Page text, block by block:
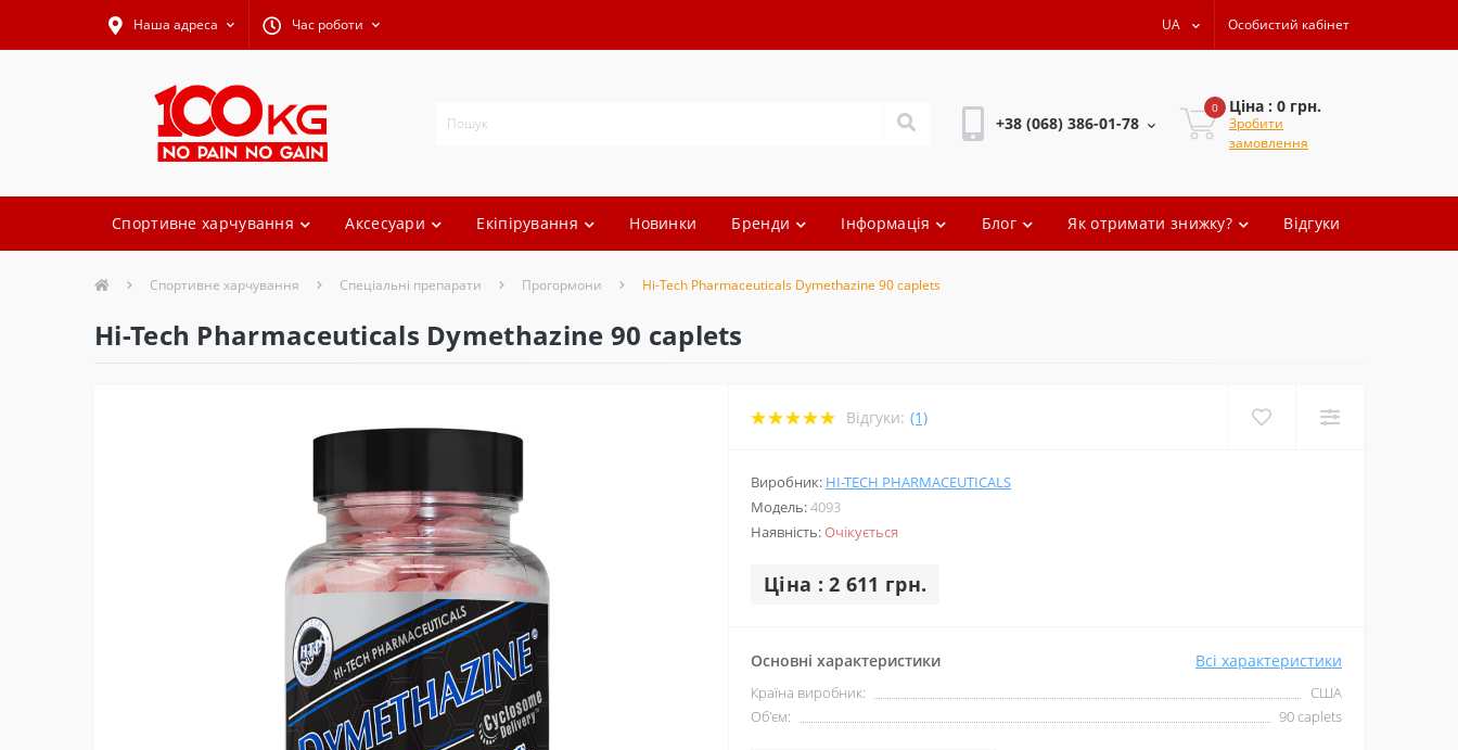
Наша адреса Час роботи UA Особистий кабінет
+38 (068) 386-01-78
0 Ціна : 0 грн.
Зробити
замовлення
Спортивне харчування Аксесуари Екіпірування Новинки Бренди Інформація Блог Як отримати знижку? Відгуки
Спортивне харчування Спеціальні препарати Прогормони Hi-Tech Pharmaceuticals Dymethazine 90 caplets
Hi-Tech Pharmaceuticals Dymethazine 90 caplets
Відгуки: (1)
Виробник: HI-TECH PHARMACEUTICALS
Модель:4093
Наявність:Очікується
Ціна : 2 611 грн.
Основні характеристики Всі характеристики
Країна виробник:
США
Об'єм:
90 caplets